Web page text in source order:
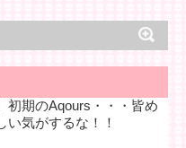
初期のAqours・・・皆め
い気がするな！！